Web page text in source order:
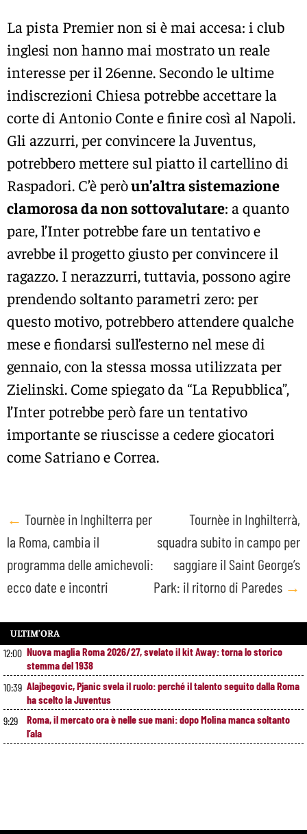
La pista Premier non si è mai accesa: i club
inglesi non hanno mai mostrato un reale
interesse per il 26enne. Secondo le ultime
indiscrezioni Chiesa potrebbe accettare la
corte di Antonio Conte e finire così al Napoli.
Gli azzurri, per convincere la Juventus,
potrebbero mettere sul piatto il cartellino di
Raspadori. C’è peròun’altra sistemazione
clamorosa da non sottovalutare: a quanto
pare, l’Inter potrebbe fare un tentativo e
avrebbe il progetto giusto per convincere il
ragazzo. I nerazzurri, tuttavia, possono agire
prendendo soltanto parametri zero: per
questo motivo, potrebbero attendere qualche
mese e fiondarsi sull’esterno nel mese di
gennaio, con la stessa mossa utilizzata per
Zielinski. Come spiegato da “La Repubblica”,
l’Inter potrebbe però fare un tentativo
importante se riuscisse a cedere giocatori
come Satriano e Correa.
Post
navigation
← Tournèe in Inghilterra per
la Roma, cambia il
programma delle amichevoli:
ecco date e incontri
Tournèe in Inghilterrà,
squadra subito in campo per
saggiare il Saint George’s
Park: il ritorno di Paredes →
ULTIM’ORA
12:00 Nuova maglia Roma 2026/27, svelato il kit Away: torna lo storico
stemma del 1938
10:39 Alajbegovic, Pjanic svela il ruolo: perché il talento seguito dalla Roma
ha scelto la Juventus
9:29
Roma, il mercato ora è nelle sue mani: dopo Molina manca soltanto
l’ala